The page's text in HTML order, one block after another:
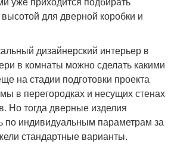
для дверной коробки и
дизайнерский интерьер в
в комнаты можно сделать какими
на стадии подготовки проекта
в перегородках и несущих стенах
Но тогда дверные изделия
по индивидуальным параметрам за
стандартные варианты.